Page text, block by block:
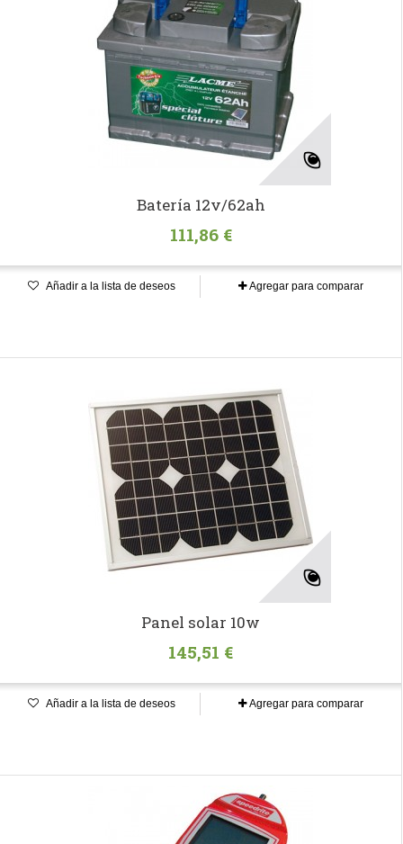
Batería 12v/62ah
111,86 €
Añadir a la lista de deseos Agregar para comparar
Panel solar 10w
145,51 €
Añadir a la lista de deseos Agregar para comparar